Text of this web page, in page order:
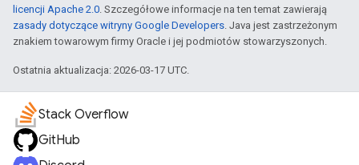
licencji Apache 2.0 . Szczegółowe informacje na ten temat zawierają
zasady dotyczące witryny Google Developers . Java jest zastrzeżonym
znakiem towarowym firmy Oracle i jej podmiotów stowarzyszonych.
Ostatnia aktualizacja: 2026-03-17 UTC.
Stack Overflow
GitHub